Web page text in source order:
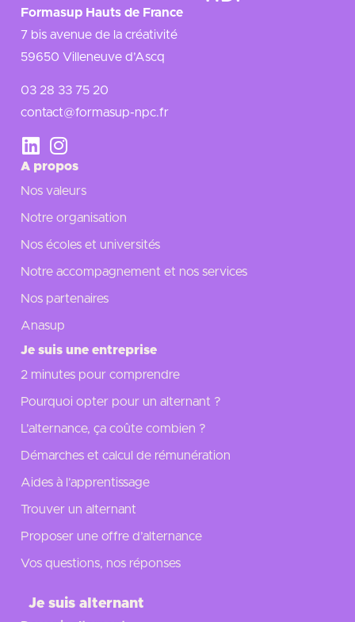
Formasup Hauts de France
7 bis avenue de la créativité
59650 Villeneuve d’Ascq
03 28 33 75 20
contact@formasup-npc.fr
A propos
Nos valeurs
Notre organisation
Nos écoles et universités
Notre accompagnement et nos services
Nos partenaires
Anasup
Je suis une entreprise
2 minutes pour comprendre
Pourquoi opter pour un alternant ?
L’alternance, ça coûte combien ?
Démarches et calcul de rémunération
Aides à l’apprentissage
Trouver un alternant
Proposer une offre d’alternance
Vos questions, nos réponses
Je suis alternant